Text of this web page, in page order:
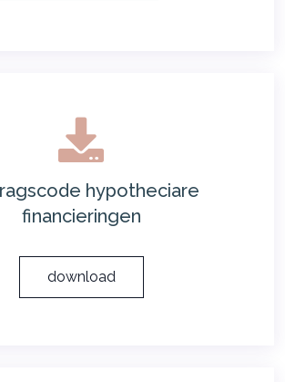
hypotheciare
financieringen
download